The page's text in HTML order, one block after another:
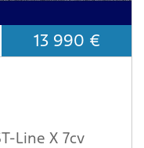
13 990 €
Line X 7cv